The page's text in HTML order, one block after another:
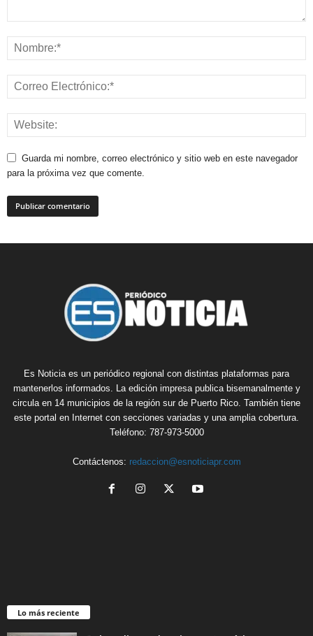
Guarda mi nombre, correo electrónico y sitio web en este navegador
para la próxima vez que comente.
Es Noticia es un periódico regional con distintas plataformas para
mantenerlos informados. La edición impresa publica bisemanalmente y
circula en 14 municipios de la región sur de Puerto Rico. También tiene
este portal en Internet con secciones variadas y una amplia cobertura.
Teléfono: 787-973-5000
Contáctenos: redaccion@esnoticiapr.com
Lo más reciente